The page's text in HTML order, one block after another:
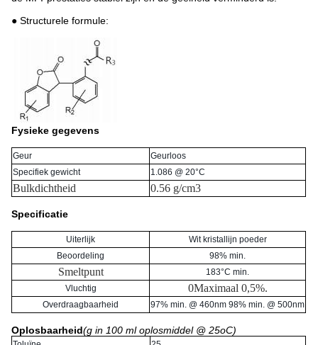
● Structurele formule:
Fysieke gegevens
Geur
Geurloos
Specifiek gewicht
1.086 @ 20°C
Bulkdichtheid 0.56 g/cm3
Specificatie
Uiterlijk
Wit kristallijn poeder
Beoordeling
98% min.
Smeltpunt
183°C min.
Vluchtig
0Maximaal 0,5%.
Overdraagbaarheid 97% min. @ 460nm 98% min. @ 500nm
Oplosbaarheid(g in 100 ml oplosmiddel @ 25oC)